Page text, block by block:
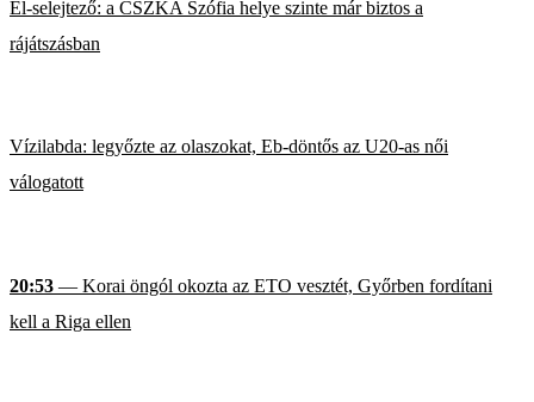
El-selejtező: a CSZKA Szófia helye szinte már biztos a
rájátszásban
Vízilabda: legyőzte az olaszokat, Eb-döntős az U20-as női
válogatott
20:53 — Korai öngól okozta az ETO vesztét, Győrben fordítani
kell a Riga ellen